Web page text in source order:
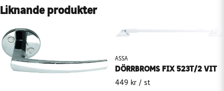
Liknande produkter
ASSA
DÖRRBROMS FIX 523T/2 VIT
449 kr / st